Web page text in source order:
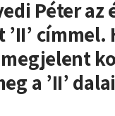
Péter
Péter
a ’II’